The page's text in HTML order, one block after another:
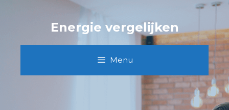
Energie vergelijken
Menu